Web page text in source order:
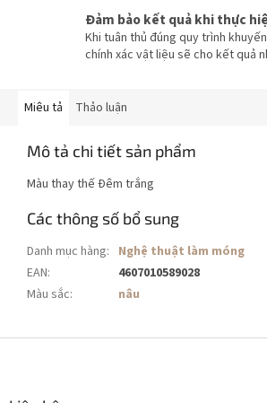
Đảm bảo kết quả khi thực
Khi tuân thủ đúng quy trình
chính xác vật liệu sẽ cho kết quả
Miêu tả Thảo luận
Mô tả chi tiết sản phẩm
Màu thay thế Đêm trắng
Các thông số bổ sung
Danh mục hàng: Nghệ thuật làm móng
EAN:
4607010589028
Màu sắc: nâu